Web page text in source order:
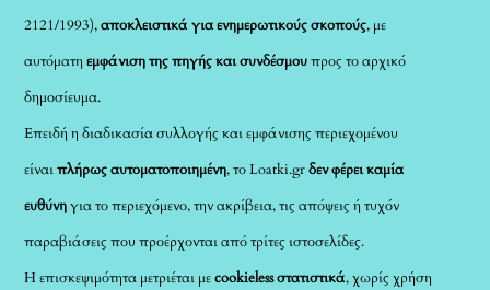
2121/1993),αποκλειστικά για ενημερωτικούς σκοπούς, με
αυτόματηεμφάνιση της πηγής και συνδέσμουπρος το αρχικό
δημοσίευμα.
Επειδή η διαδικασία συλλογής και εμφάνισης περιεχομένου
είναιπλήρως αυτοματοποιημένη, το Loatki.grδεν φέρει καμία
ευθύνηγια το περιεχόμενο, την ακρίβεια, τις απόψεις ή τυχόν
παραβιάσεις που προέρχονται από τρίτες ιστοσελίδες.
Η επισκεψιμότητα μετριέται μεcookieless στατιστικά, χωρίς χρήση